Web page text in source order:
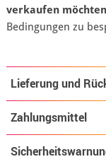
verkaufen möchten
Bedingungen zu
Lieferung und
Zahlungsmittel